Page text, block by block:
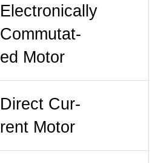
Elec­tron­i­cal­ly
Com­mu­tat­
ed Motor
Direct Cur­
rent Motor